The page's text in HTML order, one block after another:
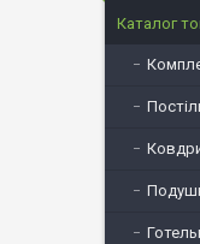
Каталог